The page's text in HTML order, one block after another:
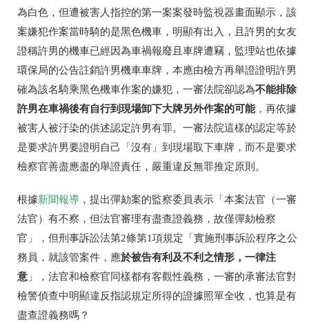
為白色，但遭被害人指控的第一案案發時監視器畫面顯示，該
案嫌犯作案當時騎的是黑色機車，明顯有出入，且許男的女友
證稱許男的機車已經因為車禍報廢且車牌遭竊，監理站也依據
環保局的公告註銷許男機車車牌，本應由檢方再舉證證明許男
確為該名騎乘黑色機車作案的嫌犯，一審法院卻認為不能排除
許男在車禍後有自行到現場卸下大牌另外作案的可能，再依據
被害人被汙染的供述認定許男有罪。一審法院這樣的認定等於
是要求許男要證明自己「沒有」到現場取下車牌，而不是要求
檢察官善盡應盡的舉證責任，嚴重違反無罪推定原則。
根據新聞報導 ，提出彈劾案的監察委員表示「本案法官（一審
法官）有不察，但法官審理有盡查證義務，故僅彈劾檢察
官」，但刑事訴訟法第2條第1項規定「實施刑事訴訟程序之公
務員，就該管案件，應於被告有利及不利之情形，一律注
意 」，法官和檢察官同樣都有客觀性義務，一審的承審法官對
檢警偵查中明顯違反指認規定所得的證據照單全收，也算是有
盡查證義務嗎？